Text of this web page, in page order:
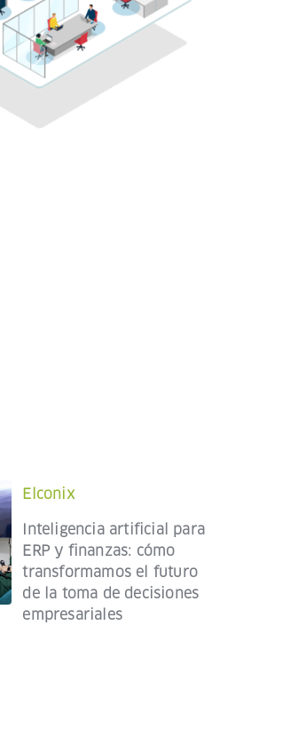
Elconix
Inteligencia artificial para
ERP y finanzas: cómo
transformamos el futuro
de la toma de decisiones
empresariales